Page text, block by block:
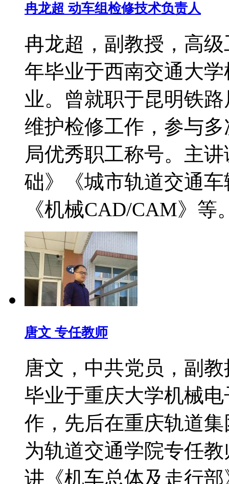
冉龙超 动车组检修技术负责人
冉龙超，副教授，高
年毕业于西南交通大
业。曾就职于昆明铁
维护检修工作，参与
局优秀职工称号。主
础》《城市轨道交通
《机械CAD/CAM》
唐文 专任教师
唐文，中共党员，副
毕业于重庆大学机械
作，先后在重庆轨道
为轨道交通学院专任
讲《机车总体及走行